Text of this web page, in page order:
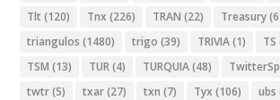
Tlt (120) Tnx (226) TRAN (22) Treasury
triangulos (1480) trigo (39) TRIVIA(1) TS
TSM (13) TUR(4) TURQUIA(48)
twtr(5) txar(27) txn (7) Tyx (106) ubs